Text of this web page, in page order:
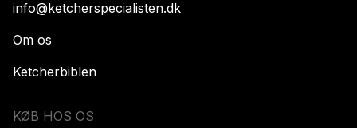
info@ketcherspecialisten.dk
Om os
Ketcherbiblen
KØB HOS OS